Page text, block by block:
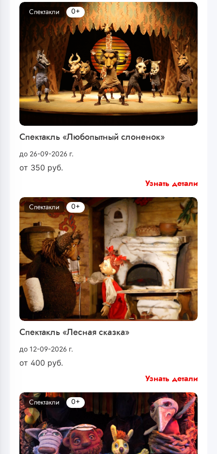
Спектакль «Любопытный слоненок»
до 26-09-2026 г.
от 350 руб.
Спектакли 0+
Узнать детали
Спектакль «Лесная сказка»
до 12-09-2026 г.
от 400 руб.
Спектакли 0+
Узнать детали
Спектакли 0+